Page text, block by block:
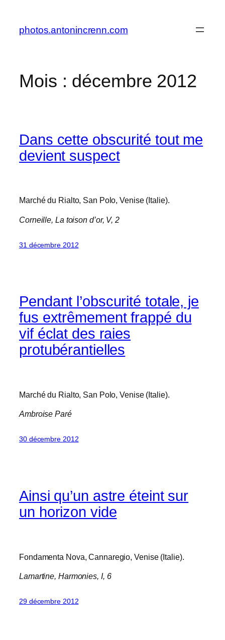
contenu
photos.antonincrenn.com
Mois : décembre 2012
Dans cette obscurité tout me
devient suspect
Marché du Rialto, San Polo, Venise (Italie).
Corneille, La toison d’or, V, 2
31 décembre 2012
Pendant l’obscurité totale, je
fus extrêmement frappé du
vif éclat des raies
protubérantielles
Marché du Rialto, San Polo, Venise (Italie).
Ambroise Paré
30 décembre 2012
Ainsi qu’un astre éteint sur
un horizon vide
Fondamenta Nova, Cannaregio, Venise (Italie).
Lamartine, Harmonies, I, 6
29 décembre 2012